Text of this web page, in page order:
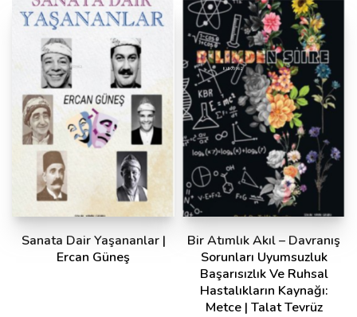
Sanata Dair Yaşananlar |
Ercan Güneş
Bir Atımlık Akıl – Davranış
Sorunları Uyumsuzluk
Başarısızlık Ve Ruhsal
Hastalıkların Kaynağı:
Metce | Talat Tevrüz